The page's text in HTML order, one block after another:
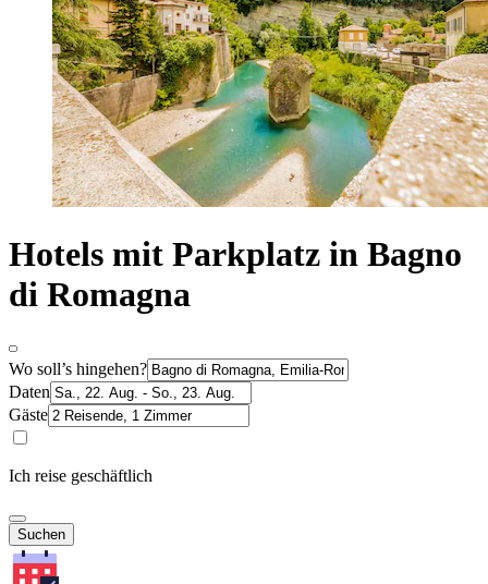
Hotels mit Parkplatz in Bagno
di Romagna
Wo soll’s hingehen?
Daten
Gäste
Ich reise geschäftlich
Suchen